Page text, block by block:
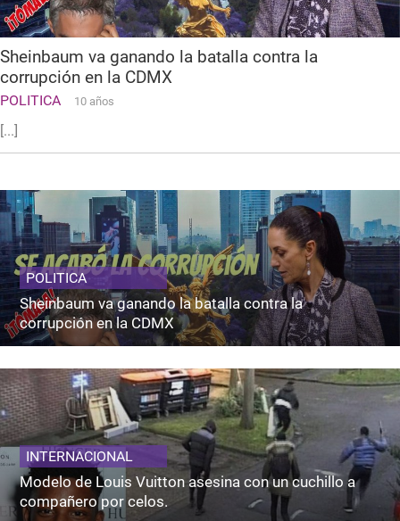
Sheinbaum va ganando la batalla contra la
corrupción en la CDMX
POLITICA 10 años
[...]
POLITICA
Sheinbaum va ganando la batalla contra la
corrupción en la CDMX
INTERNACIONAL
Modelo de Louis Vuitton asesina con un cuchillo a
compañero por celos.